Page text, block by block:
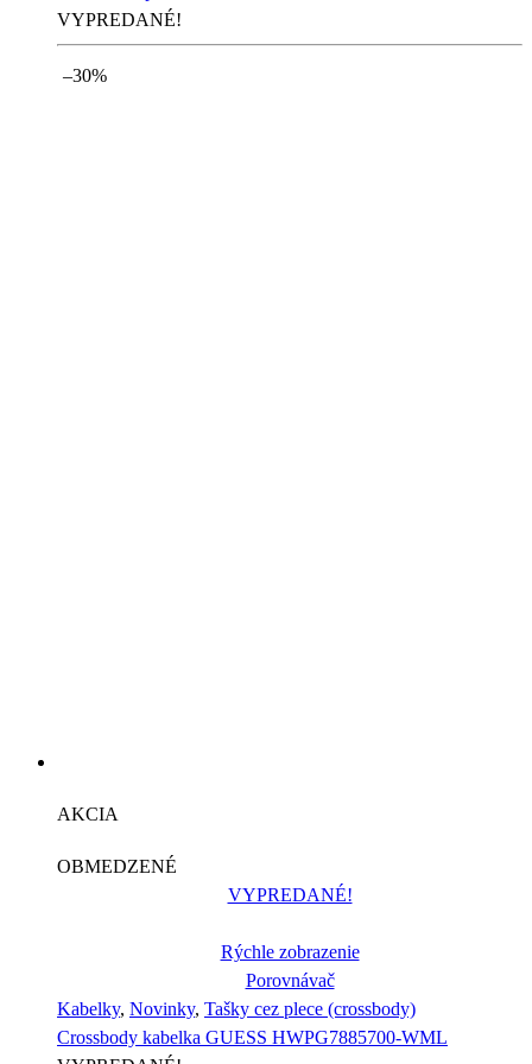
VYPREDANÉ!
–30%
AKCIA
OBMEDZENÉ
VYPREDANÉ!
Rýchle zobrazenie
Porovnávač
Kabelky, Novinky, Tašky cez plece (crossbody)
Crossbody kabelka GUESS HWPG7885700-WML